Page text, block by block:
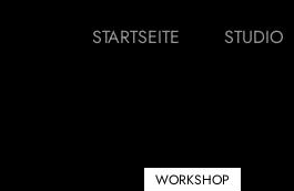
STARTSEITE STUDIO
WORKSHOP